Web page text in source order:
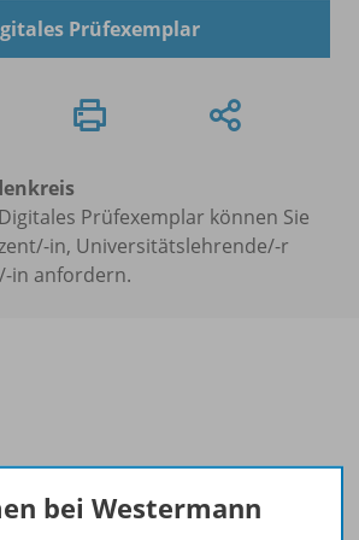
Prüfexemplar
Prüfexemplar können Sie
in, Universitätslehrende/-r
in anfordern.
bei Westermann